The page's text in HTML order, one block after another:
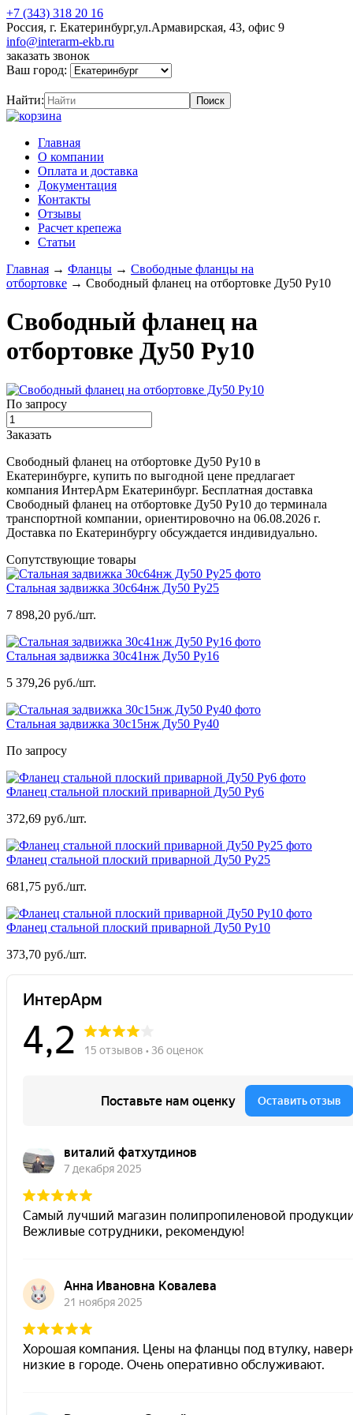
+7 (343) 318 20 16
Россия, г. Екатеринбург,ул.Армавирская, 43, офис 9
info@interarm-ekb.ru
заказать звонок
Ваш город:
Найти:
Главная
О компании
Оплата и доставка
Документация
Контакты
Отзывы
Расчет крепежа
Статьи
Главная → Фланцы → Свободные фланцы на
отбортовке → Свободный фланец на отбортовке Ду50 Ру10
Свободный фланец на
отбортовке Ду50 Ру10
По запросу
Заказать
Свободный фланец на отбортовке Ду50 Ру10 в
Екатеринбурге, купить по выгодной цене предлагает
компания ИнтерАрм Екатеринбург. Бесплатная доставка
Свободный фланец на отбортовке Ду50 Ру10 до терминала
транспортной компании, ориентировочно на 06.08.2026 г.
Доставка по Екатеринбургу обсуждается индивидуально.
Сопутствующие товары
Стальная задвижка 30с64нж Ду50 Ру25
7 898,20 руб./шт.
Стальная задвижка 30с41нж Ду50 Ру16
5 379,26 руб./шт.
Стальная задвижка 30с15нж Ду50 Ру40
По запросу
Фланец стальной плоский приварной Ду50 Ру6
372,69 руб./шт.
Фланец стальной плоский приварной Ду50 Ру25
681,75 руб./шт.
Фланец стальной плоский приварной Ду50 Ру10
373,70 руб./шт.